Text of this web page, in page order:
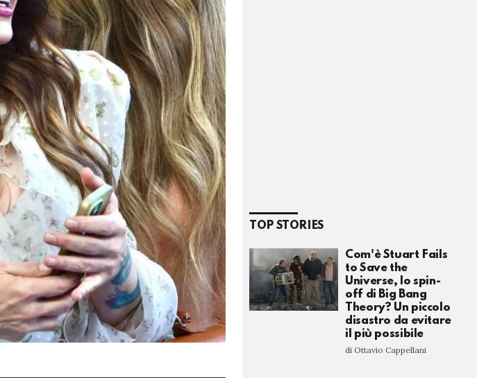
TOP STORIES
Com'è Stuart Fails
to Save the
Universe, lo spin-
off di Big Bang
Theory? Un piccolo
disastro da evitare
il più possibile
di Ottavio Cappellani